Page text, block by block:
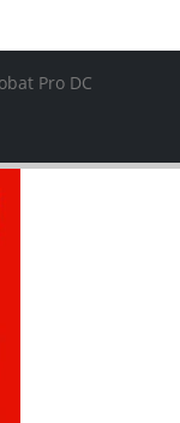
Pro DC